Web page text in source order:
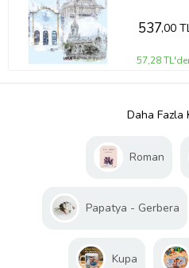
537,00
57,28
Daha Fazla
Roman
Papatya - Gerbera
Kupa